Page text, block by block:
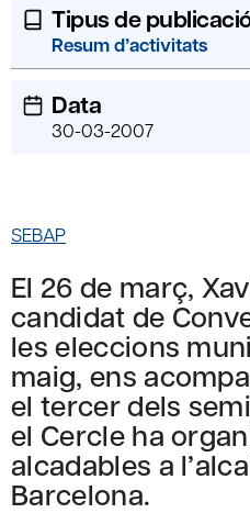
Tipus de
Resum d’activitats
Data
30-03-2007
SEBAP
El 26 de març,
candidat de
les eleccions
maig, ens
el tercer dels
el Cercle ha
alcadables a
Barcelona.